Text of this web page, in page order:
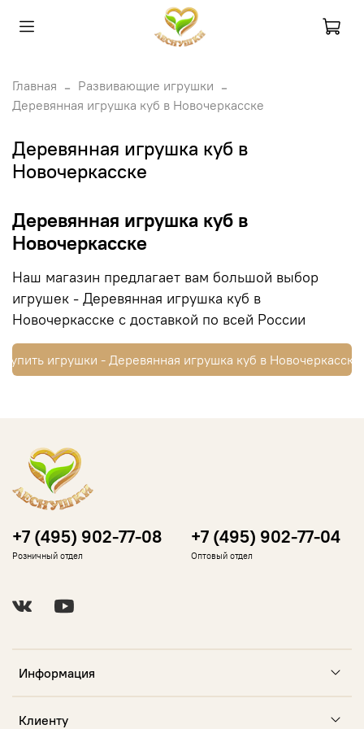
Главная
Развивающие игрушки
Деревянная игрушка куб в Новочеркасске
Деревянная игрушка куб в
Новочеркасске
Деревянная игрушка куб в
Новочеркасске
Наш магазин предлагает вам большой выбор
игрушек - Деревянная игрушка куб в
Новочеркасске с доставкой по всей России
Купить игрушки - Деревянная игрушка куб в Новочеркасске
Информация
Клиенту
+7 (495) 902-77-08
Розничный отдел
+7 (495) 902-77-04
Оптовый отдел